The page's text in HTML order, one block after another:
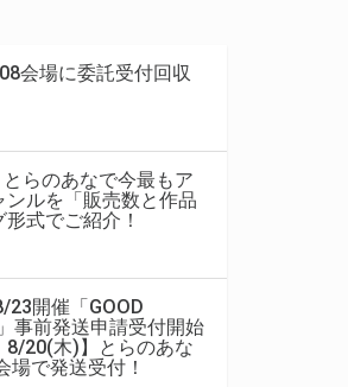
会場に委託受付回収
とらのあなで今最もア
ルを「販売数と作品
式でご紹介！
23開催「GOOD
事前発送申請受付開始
8/20(木)】とらのあな
場で発送受付！